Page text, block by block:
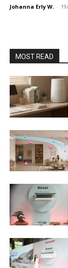
Johanna Erly W. -
MOST READ